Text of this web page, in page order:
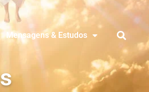
Mensagens & Estudos